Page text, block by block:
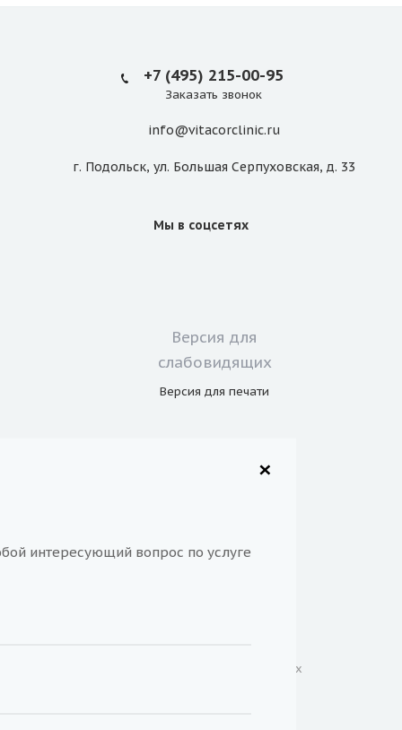
+7 (495) 215-00-95
Заказать звонок
info@vitacorclinic.ru
г. Подольск, ул. Большая Серпуховская, д. 33
Мы в соцсетях
Версия для
слабовидящих
Версия для печати
Отзывы
Обработка персональных данных
интересующий вопрос по услуге
×